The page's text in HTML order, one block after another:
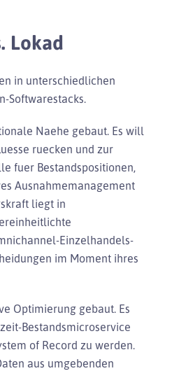
Lokad
in unterschiedlichen
Softwarestacks.
Naehe gebaut. Es will
ruecken und zur
fuer Bestandspositionen,
Ausnahmemanagement
liegt in
Einzelhandels-
im Moment ihres
Optimierung gebaut. Es
Bestandsmicroservice
of Record zu werden.
aus umgebenden